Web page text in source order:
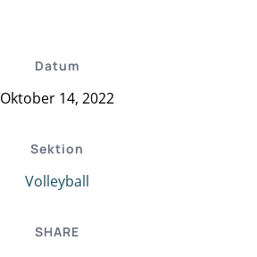
Datum
Oktober 14, 2022
Sektion
Volleyball
SHARE